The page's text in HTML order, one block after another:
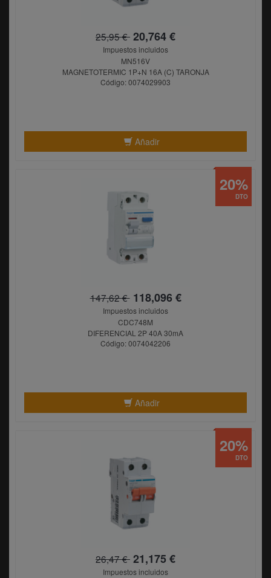
25,95 € 20,764 €
Impuestos incluidos
MN516V
MAGNETOTERMIC 1P+N 16A (C) TARONJA
Código: 0074029903
Añadir
147,62 €118,096 €
Impuestos incluidos
CDC748M
DIFERENCIAL 2P 40A 30mA
Código: 0074042206
Añadir
DTO
20%
26,47 € 21,175 €
Impuestos incluidos
DTO
20%